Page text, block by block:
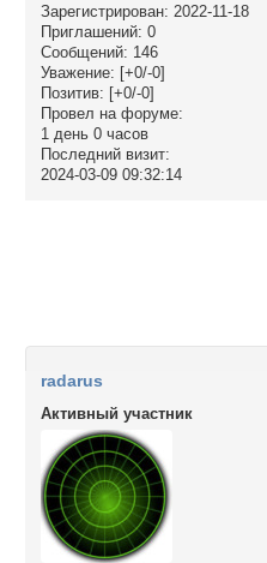
Зарегистрирован: 2022-11-18
Приглашений: 0
Сообщений: 146
Уважение: [+0/-0]
Позитив: [+0/-0]
Провел на форуме:
1 день 0 часов
Последний визит:
2024-03-09 09:32:14
radarus
Активный участник